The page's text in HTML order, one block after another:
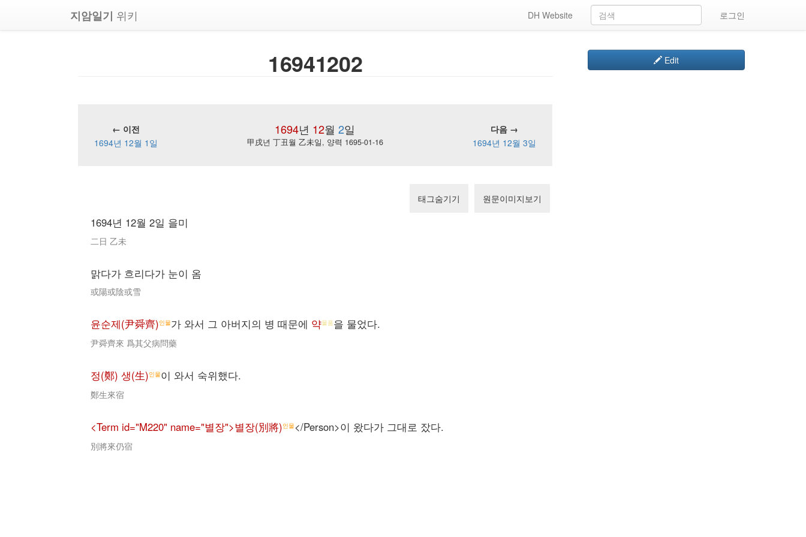
지암일기 위키 로그인
DH Website
16941202
1694년 12월 2일
← 이전
다음 →
1694년 12월 1일
甲戌년 丁丑월 乙未일, 양력 1695-01-16 1694년 12월 3일
태그숨기기 원문이미지보기
1694년 12월 2일 을미
二日 乙未
맑다가 흐리다가 눈이 옴
或陽或陰或雪
윤순제(尹舜齊)인물가 와서 그 아버지의 병 때문에 약물품을 물었다.
尹舜齊來 爲其父病問藥
정(鄭) 생(生)인물이 와서 숙위했다.
鄭生來宿
<Term id="M220" name="별장">별장(別將)인물</Person>이 왔다가 그대로 잤다.
別將來仍宿
Edit